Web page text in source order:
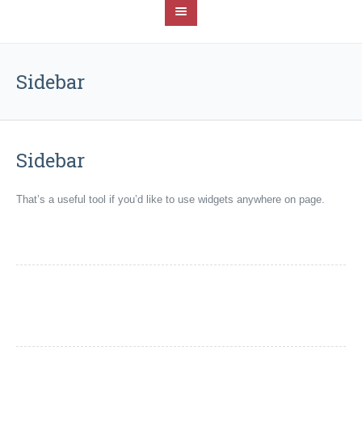
Sidebar
Sidebar
That’s a useful tool if you’d like to use widgets anywhere on page.